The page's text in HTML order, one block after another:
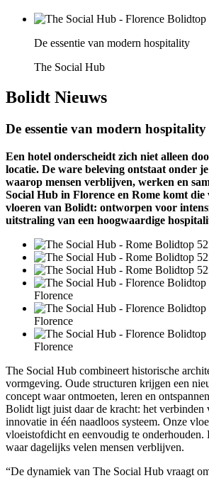
De essentie van modern hospitality
The Social Hub
Bolidt Nieuws
De essentie van modern hospitality
Een hotel onderscheidt zich niet alleen
locatie. De ware beleving ontstaat onder
waarop mensen verblijven, werken en
Social Hub in Florence en Rome komt die
vloeren van Bolidt: ontworpen voor
uitstraling van een hoogwaardige
Florence
Florence
Florence
The Social Hub combineert historische
vormgeving. Oude structuren krijgen een
concept waar ontmoeten, leren en
Bolidt ligt juist daar de kracht: het verbinden
innovatie in één naadloos systeem. Onze
vloeistofdicht en eenvoudig te onderhouden.
waar dagelijks velen mensen verblijven.
“De dynamiek van The Social Hub vraagt